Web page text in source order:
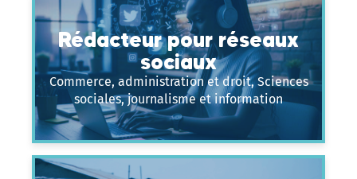
Rédacteur pour réseaux
sociaux
Commerce, administration et droit, Sciences
sociales, journalisme et information